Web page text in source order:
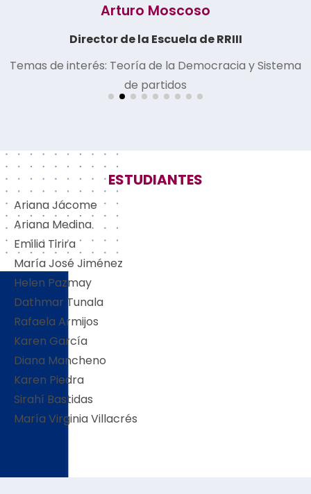
Arturo Moscoso
Director de la Escuela de RRIII​
Temas de interés: Teoría de la Democracia​ y Sistema
de partidos​
ESTUDIANTES
Ariana Jácome
Ariana Medina
Emilia Tirira
María José Jiménez
Helen Pazmay
Dathmar Tunala
Rafaela Armijos
Karen García
Diana Mancheno
Karen Piedra
Sirahí Bastidas
María Virginia Villacrés